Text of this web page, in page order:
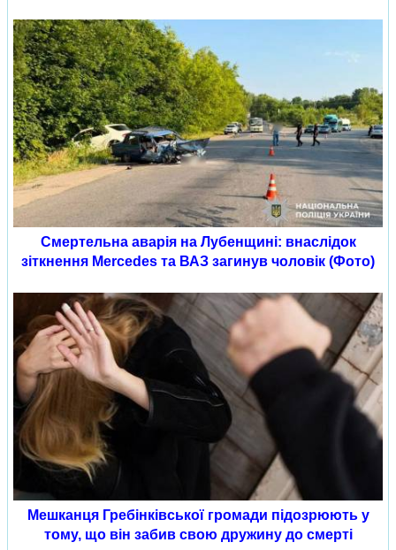
Смертельна аварія на Лубенщині: внаслідок
зіткнення Mercedes та ВАЗ загинув чоловік (Фото)
Мешканця Гребінківської громади підозрюють у
тому, що він забив свою дружину до смерті